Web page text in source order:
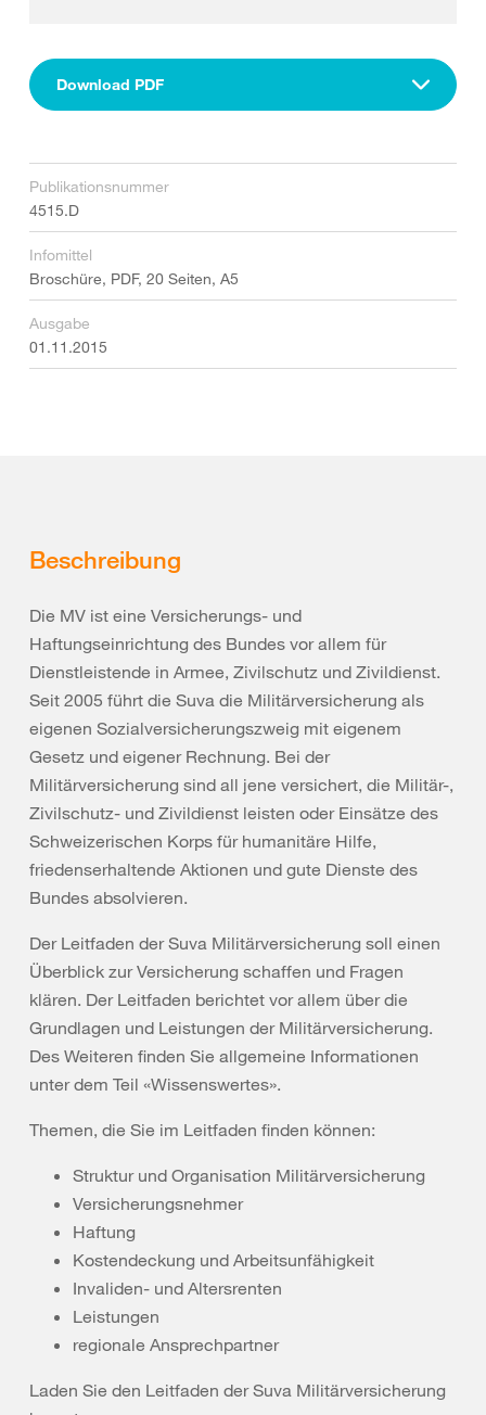
Download PDF
Publikationsnummer
4515.D
Infomittel
Broschüre, PDF, 20 Seiten, A5
Ausgabe
01.11.2015
Beschreibung
Die MV ist eine Versicherungs- und
Haftungseinrichtung des Bundes vor allem für
Dienstleistende in Armee, Zivilschutz und Zivildienst.
Seit 2005 führt die Suva die Militärversicherung als
eigenen Sozialversicherungszweig mit eigenem
Gesetz und eigener Rechnung. Bei der
Militärversicherung sind all jene versichert, die Militär-,
Zivilschutz- und Zivildienst leisten oder Einsätze des
Schweizerischen Korps für humanitäre Hilfe,
friedenserhaltende Aktionen und gute Dienste des
Bundes absolvieren.
Der Leitfaden der Suva Militärversicherung soll einen
Überblick zur Versicherung schaffen und Fragen
klären. Der Leitfaden berichtet vor allem über die
Grundlagen und Leistungen der Militärversicherung.
Des Weiteren finden Sie allgemeine Informationen
unter dem Teil «Wissenswertes».
Themen, die Sie im Leitfaden finden können:
Struktur und Organisation Militärversicherung
Versicherungsnehmer
Haftung
Kostendeckung und Arbeitsunfähigkeit
Invaliden- und Altersrenten
Leistungen
regionale Ansprechpartner
Laden Sie den Leitfaden der Suva Militärversicherung